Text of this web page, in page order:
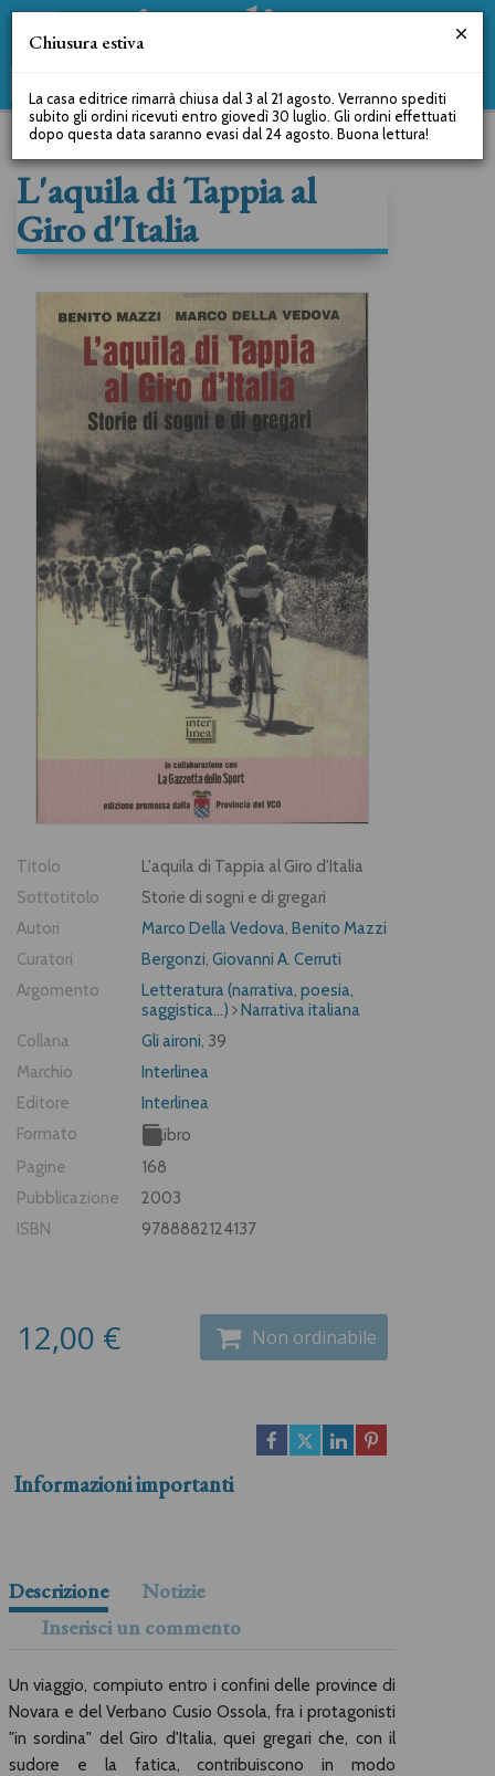
L'aquila di Tappia al
Giro d'Italia
Titolo
L'aquila di Tappia al Giro d'Italia
Sottotitolo
Storie di sogni e di gregari
Autori
Marco Della Vedova, Benito Mazzi
Curatori
Bergonzi, Giovanni A. Cerruti
Argomento
Letteratura (narrativa, poesia,
saggistica...)
Narrativa italiana
Collana
Gli aironi, 39
Marchio
Interlinea
Editore
Interlinea
Formato
Libro
Pagine
168
Pubblicazione
2003
ISBN
9788882124137
12,00 € Non ordinabile
Informazioni importanti
Descrizione
Notizie
Inserisci un commento
Un viaggio, compiuto entro i confini delle province di
Novara e del Verbano Cusio Ossola, fra i protagonisti
"in sordina" del Giro d'Italia, quei gregari che, con il
sudore e la fatica, contribuiscono in modo
Chiusura estiva
La casa editrice rimarrà chiusa dal 3 al 21 agosto. Verranno spediti
subito gli ordini ricevuti entro giovedì 30 luglio. Gli ordini effettuati
dopo questa data saranno evasi dal 24 agosto. Buona lettura!